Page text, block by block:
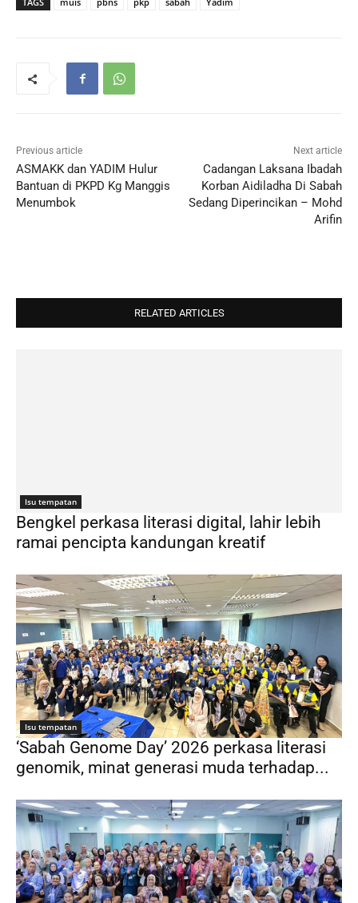
Previous article
ASMAKK dan YADIM Hulur
Bantuan di PKPD Kg Manggis
Menumbok
Next article
Cadangan Laksana Ibadah
Korban Aidiladha Di Sabah
Sedang Diperincikan – Mohd
Arifin
RELATED ARTICLES
Isu tempatan
Bengkel perkasa literasi digital, lahir lebih
ramai pencipta kandungan kreatif
Isu tempatan
‘Sabah Genome Day’ 2026 perkasa literasi
genomik, minat generasi muda terhadap...